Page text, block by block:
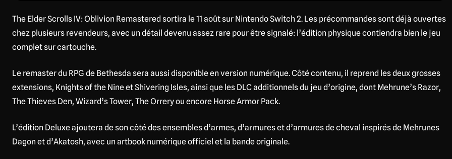
The Elder Scrolls IV: Oblivion Remastered sortira le 11 août sur Nintendo Switch 2. Les précommandes sont déjà ouvertes
chez plusieurs revendeurs, avec un détail devenu assez rare pour être signalé: l’édition physique contiendra bien le jeu
complet sur cartouche.
Le remaster du RPG de Bethesda sera aussi disponible en version numérique. Côté contenu, il reprend les deux grosses
extensions, Knights of the Nine et Shivering Isles, ainsi que les DLC additionnels du jeu d’origine, dont Mehrune’s Razor,
The Thieves Den, Wizard’s Tower, The Orrery ou encore Horse Armor Pack.
L’édition Deluxe ajoutera de son côté des ensembles d’armes, d’armures et d’armures de cheval inspirés de Mehrunes
Dagon et d’Akatosh, avec un artbook numérique officiel et la bande originale.